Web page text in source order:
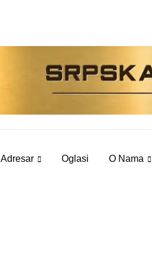
Adresar Oglasi O Nama